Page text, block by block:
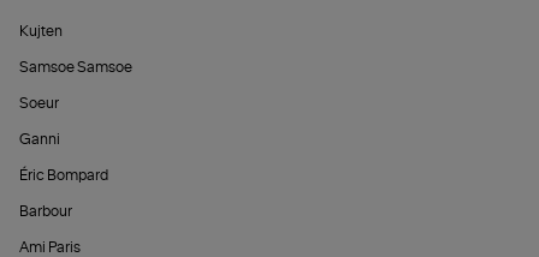
Kujten
Samsoe Samsoe
Soeur
Ganni
Éric Bompard
Barbour
Ami Paris